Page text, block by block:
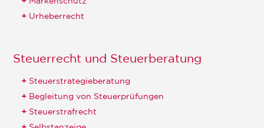
Urheberrecht
Steuerrecht und Steuerberatung
Steuerstrategieberatung
Begleitung von Steuerprüfungen
Steuerstrafrecht